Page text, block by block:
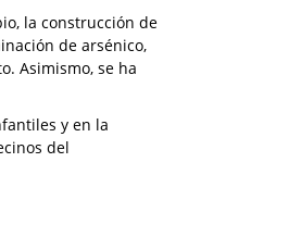
la construcción de
de arsénico,
Asimismo, se ha
y en la
del